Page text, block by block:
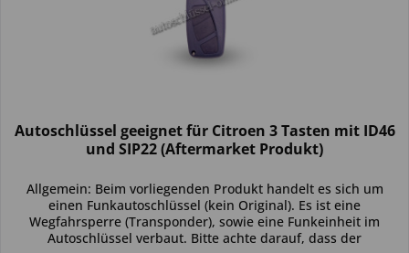
Autoschlüssel geeignet für Citroen 3 Tasten mit ID46
und SIP22 (Aftermarket Produkt)
Allgemein: Beim vorliegenden Produkt handelt es sich um
einen Funkautoschlüssel (kein Original). Es ist eine
Wegfahrsperre (Transponder), sowie eine Funkeinheit im
Autoschlüssel verbaut. Bitte achte darauf, dass der